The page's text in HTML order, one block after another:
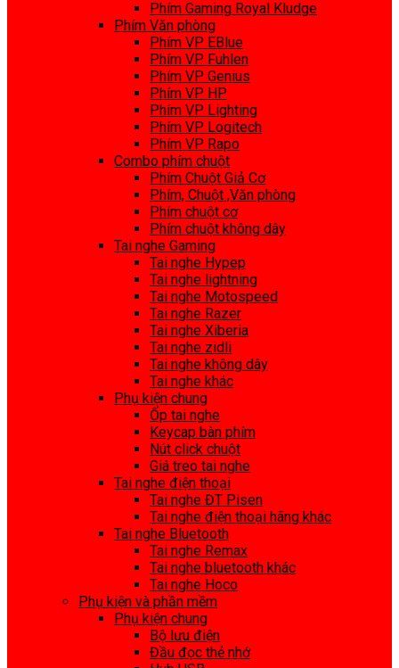
Phím Gaming Royal Kludge
Phím Văn phòng
Phím VP EBlue
Phím VP Fuhlen
Phím VP Genius
Phím VP HP
Phím VP Lighting
Phím VP Logitech
Phím VP Rapo
Combo phím chuột
Phím Chuột Giả Cơ
Phím, Chuột ,Văn phòng
Phím chuột cơ
Phím chuột không dây
Tai nghe Gaming
Tai nghe Hypep
Tai nghe lightning
Tai nghe Motospeed
Tai nghe Razer
Tai nghe Xiberia
Tai nghe zidli
Tai nghe không dây
Tai nghe khác
Phụ kiện chung
Ốp tai nghe
Keycap bàn phím
Nút click chuột
Giá treo tai nghe
Tai nghe điện thoại
Tai nghe ĐT Pisen
Tai nghe điện thoại hãng khác
Tai nghe Bluetooth
Tai nghe Remax
Tai nghe bluetooth khác
Tai nghe Hoco
Phụ kiện và phần mềm
Phụ kiện chung
Bộ lưu điện
Đầu đọc thẻ nhớ